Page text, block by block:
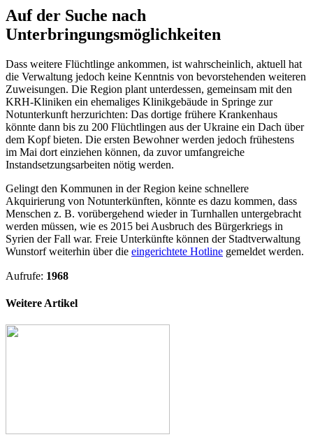
Auf der Suche nach
Unterbringungsmöglichkeiten
Dass weitere Flüchtlinge ankommen, ist wahrscheinlich, aktuell hat
die Verwaltung jedoch keine Kenntnis von bevorstehenden weiteren
Zuweisungen. Die Region plant unterdessen, gemeinsam mit den
KRH-Kliniken ein ehemaliges Klinikgebäude in Springe zur
Notunterkunft herzurichten: Das dortige frühere Krankenhaus
könnte dann bis zu 200 Flüchtlingen aus der Ukraine ein Dach über
dem Kopf bieten. Die ersten Bewohner werden jedoch frühestens
im Mai dort einziehen können, da zuvor umfangreiche
Instandsetzungsarbeiten nötig werden.
Gelingt den Kommunen in der Region keine schnellere
Akquirierung von Notunterkünften, könnte es dazu kommen, dass
Menschen z. B. vorübergehend wieder in Turnhallen untergebracht
werden müssen, wie es 2015 bei Ausbruch des Bürgerkriegs in
Syrien der Fall war. Freie Unterkünfte können der Stadtverwaltung
Wunstorf weiterhin über die eingerichtete Hotline gemeldet werden.
Aufrufe: 1968
Weitere Artikel